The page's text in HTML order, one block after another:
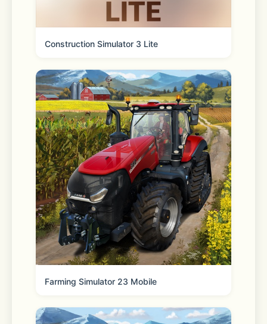
家都能轻松快乐的度过一段美好的休闲时
搭配，更有地域特色服装和众多萌物道具
让你目不暇接！节气套装、婚纱套装、古
风套装、星座套装、节日套装、活动套装
层出不穷，不断更新，满足你全部的收集
欲望！
和暖暖相伴环游世界，一路上惊喜不断，
卖萌萝莉装、性感泳装、帅气男装、特色
民族装、华美礼服……不同种类的服饰琳
琅满目，真想让暖暖全部收入自己的衣
柜！还有大量精美设计图，等待暖暖收集
材料亲手制作出新衣服哟~
Construction Simulator 3 Lite
Farming Simulator 23 Mobile